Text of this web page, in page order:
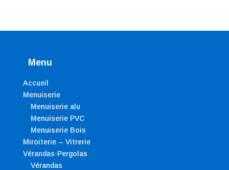
Menu
Accueil
Menuiserie
Menuiserie alu
Menuiserie PVC
Menuiserie Bois
Miroiterie – Vitrerie
Vérandas-Pergolas
Vérandas